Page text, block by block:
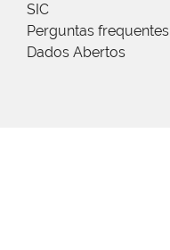
SIC
Perguntas frequentes
Dados Abertos